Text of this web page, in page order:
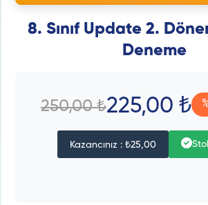
8. Sınıf Update 2.
Deneme
250,00 ₺225,00 ₺
Kazancınız : ₺25,00